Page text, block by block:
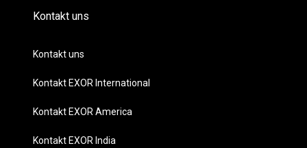
Kontakt uns
Kontakt uns
Kontakt EXOR International
Kontakt EXOR America
Kontakt EXOR India